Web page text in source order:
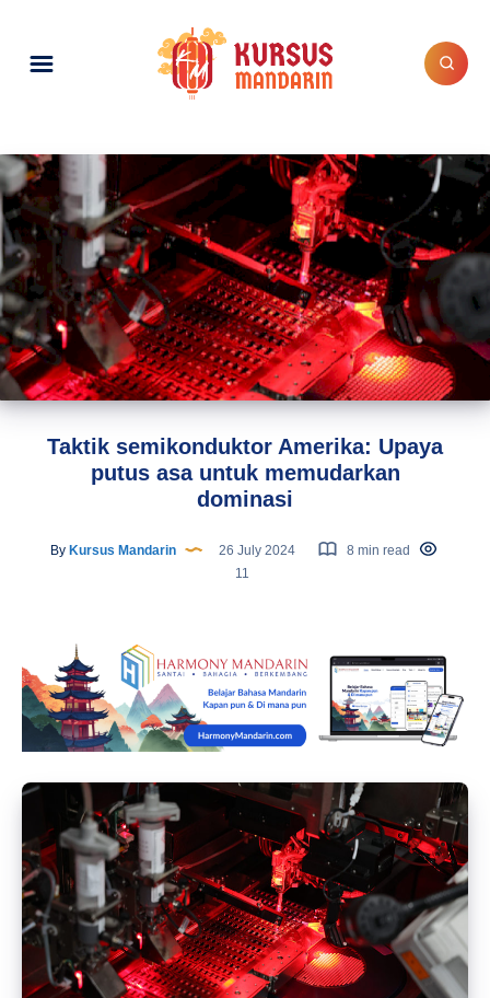
Taktik semikonduktor Amerika: Upaya
putus asa untuk memudarkan
dominasi
By Kursus Mandarin 26 July 2024
8 min read
11